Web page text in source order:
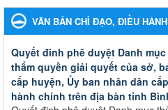
VĂN BẢN CHỈ ĐẠO, ĐIỀU HÀNH
Quyết đinh phê duyệt Danh
thẩm quyền giải quyết của sở,
cấp huyện, Ủy ban nhân dân
hành chính trên địa bàn tỉnh